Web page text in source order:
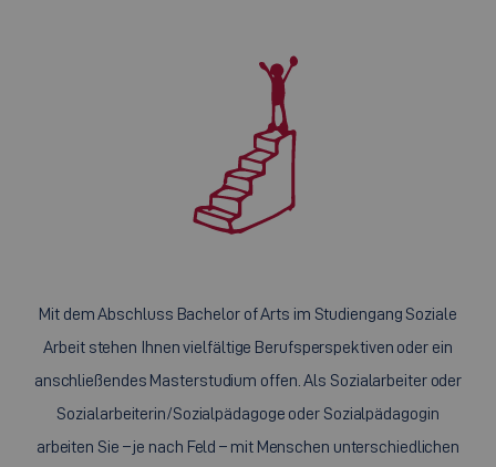
Mit dem Abschluss Bachelor of Arts im Studiengang Soziale
Arbeit stehen Ihnen vielfältige Berufsperspektiven oder ein
anschließendes Masterstudium offen. Als Sozialarbeiter oder
Sozialarbeiterin/Sozialpädagoge oder Sozialpädagogin
arbeiten Sie – je nach Feld – mit Menschen unterschiedlichen